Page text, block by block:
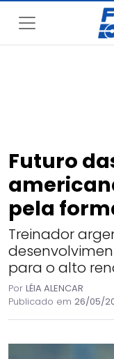
Futuro
pela
Treinador
para o alto
Por LÉIA ALENCAR
Publicado em 26/05/